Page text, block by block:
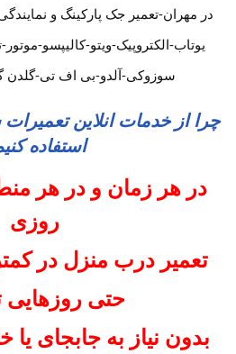
در مهران-تعمیر جک پارکینگ و
یوتاب-الکتروپیک-ویتو-کالیپسو-
سوزوکی-آلدو-بی اف تی-گلدن
چرا از خدمات انلاین
استفاده
در هر زمان و در هر
روزی
تعمیر درب منزل در
حتی روزهایی
بدون نیاز به جابجای